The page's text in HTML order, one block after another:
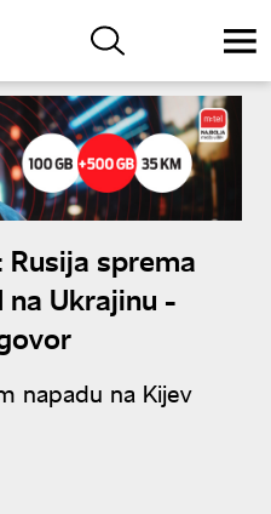
sprema
na Ukrajinu -
napadu na Kijev